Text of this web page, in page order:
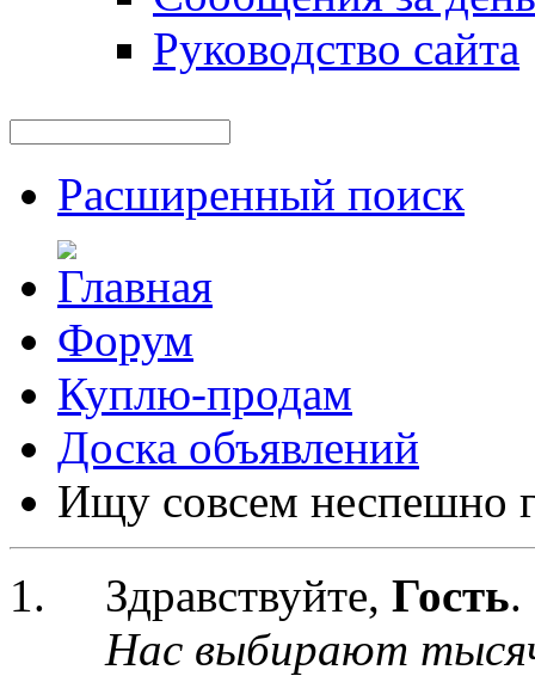
Руководство сайта
Расширенный поиск
Форум
Куплю-продам
Доска объявлений
Ищу совсем неспешно
Здравствуйте, Гость.
Нас выбирают